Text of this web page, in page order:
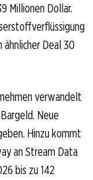
Millionen Dollar.
ähnlicher Deal 30
verwandelt
Neue
Hinzu kommt
an Stream Data
bis zu 142